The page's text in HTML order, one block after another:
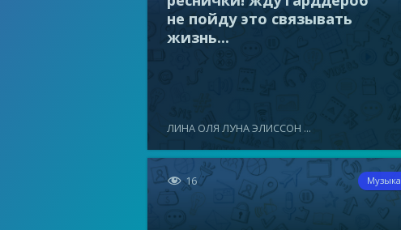
не пойду это связывать
жизнь...
ЛИНА ОЛЯ ЛУНА ЭЛИССОН ...
 16 Музыка